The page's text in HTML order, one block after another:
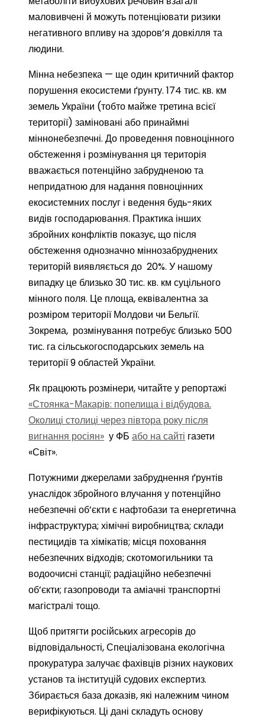
маловивчені й можуть потенціювати ризики
негативного впливу на здоров’я довкілля та
людини.
Мінна небезпека — ще один критичний фактор
порушення екосистеми ґрунту. 174 тис. кв. км
земель України (тобто майже третина всієї
території) заміновані або принаймні
міннонебезпечні. До проведення повноцінного
обстеження і розмінування ця територія
вважається потенційно забрудненою та
непридатною для надання повноцінних
екосистемних послуг і ведення будь-яких
видів господарювання. Практика інших
збройних конфліктів показує, що після
обстеження однозначно міннозабруднених
територій виявляється до 20%. У нашому
випадку це близько 30 тис. кв. км суцільного
мінного поля. Це площа, еквівалентна за
розміром території Молдови чи Бельгії.
Зокрема, розмінування потребує близько 500
тис. га сільськогосподарських земель на
території 9 областей України.
Як працюють розмінери, читайте у репортажі
«Стоянка-Макарів: попелища і відбудова.
Околиці столиці через півтора року після
вигнання росіян» у ФБ або на сайті газети
«Світ».
Потужними джерелами забруднення ґрунтів
унаслідок збройного влучання у потенційно
небезпечні об’єкти є нафтобази та енергетична
інфраструктура; хімічні виробництва; склади
пестицидів та хімікатів; місця поховання
небезпечних відходів; скотомогильники та
водоочисні станції; радіаційно небезпечні
об’єкти; газопроводи та аміачні транспортні
магістралі тощо.
Щоб притягти російських агресорів до
відповідальності, Спеціалізована екологічна
прокуратура залучає фахівців різних наукових
установ та інституцій судових експертиз.
Збирається база доказів, які належним чином
верифікуються. Ці дані складуть основу